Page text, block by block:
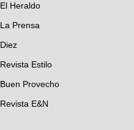
El Heraldo
La Prensa
Diez
Revista Estilo
Buen Provecho
Revista E&N